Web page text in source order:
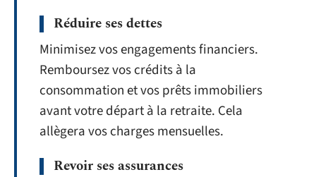
Réduire ses dettes
Minimisez vos engagements financiers.
Remboursez vos crédits à la
consommation et vos prêts immobiliers
avant votre départ à la retraite. Cela
allègera vos charges mensuelles.
Revoir ses assurances